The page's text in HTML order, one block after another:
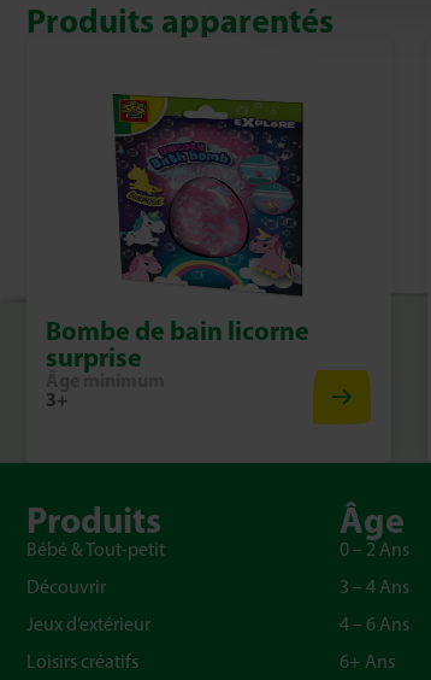
Produits apparentés
Bombe de bain licorne
surprise
Âge minimum
3+
Produits
Bébé & Tout-petit
Découvrir
Jeux d’extérieur
Loisirs créatifs
Âge
0 – 2 Ans
3 – 4 Ans
4 – 6 Ans
6+ Ans